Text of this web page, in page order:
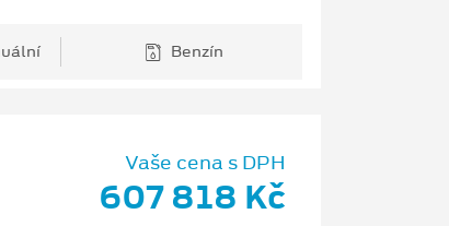
Benzín
Vaše cena s DPH
607 818 Kč